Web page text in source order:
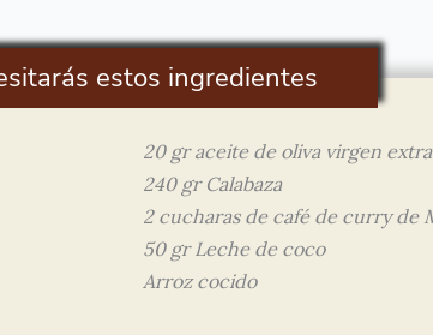
estos ingredientes
20 gr aceite de oliva virgen extra
240 gr Calabaza
2 cucharas de café de curry de
50 gr Leche de coco
Arroz cocido